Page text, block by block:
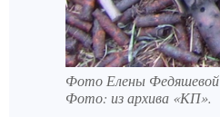
Фото Елены Федяшевой
Фото: из архива «КП».